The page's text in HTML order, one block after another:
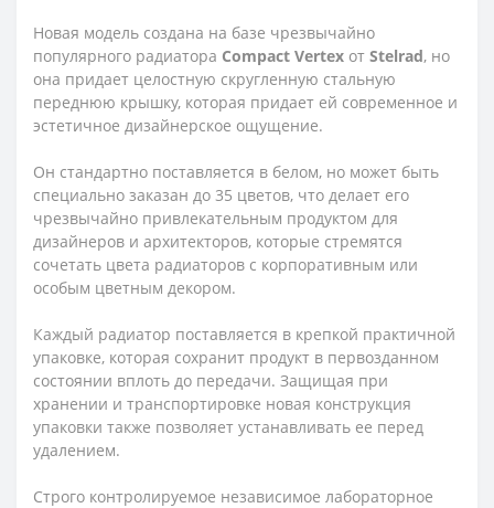
Новая модель создана на базе чрезвычайно
популярного радиатора Compact Vertex от Stelrad, но
она придает целостную скругленную стальную
переднюю крышку, которая придает ей современное и
эстетичное дизайнерское ощущение.
Он стандартно поставляется в белом, но может быть
специально заказан до 35 цветов, что делает его
чрезвычайно привлекательным продуктом для
дизайнеров и архитекторов, которые стремятся
сочетать цвета радиаторов с корпоративным или
особым цветным декором.
Каждый радиатор поставляется в крепкой практичной
упаковке, которая сохранит продукт в первозданном
состоянии вплоть до передачи. Защищая при
хранении и транспортировке новая конструкция
упаковки также позволяет устанавливать ее перед
удалением.
Строго контролируемое независимое лабораторное